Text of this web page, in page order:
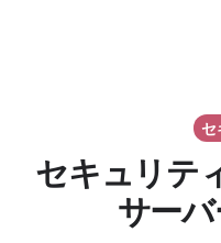
セ
セキュリテ
サー